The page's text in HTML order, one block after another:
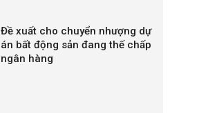
Đề xuất cho chuyển nhượng dự
án bất động sản đang thế chấp
ngân hàng